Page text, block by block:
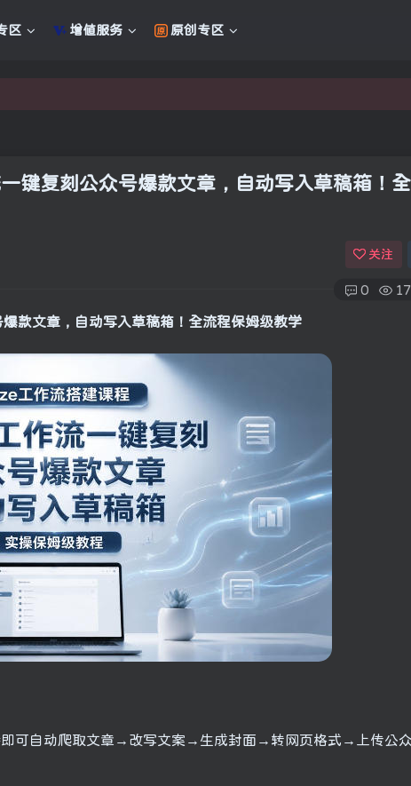
区 增值服务 原创专区
的未来
键复刻公众号爆款文章，自动写入草稿箱！
关注
0
款文章，自动写入草稿箱！全流程保姆级教学
即可自动爬取文章→改写文案→生成封面→转网页格式→上传公